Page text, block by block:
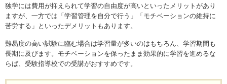
独学には費用が抑えられて学習の自由度が高いといったメリットがあり
ますが、一方では「学習管理を自分で行う」「モチベーションの維持に
苦労する」といったデメリットもあります。
難易度の高い試験に臨む場合は学習量が多いのはもちろん、学習期間も
長期に及びます。モチベーションを保ったまま効果的に学習を進めるな
らば、受験指導校での受講がおすすめです。